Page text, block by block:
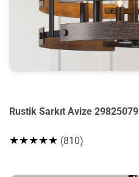
Rustik Sarkıt Avize 29825079
★★★★★ (810)